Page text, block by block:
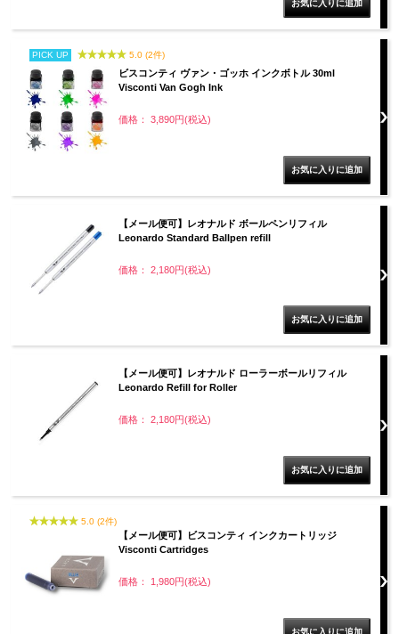
PICK UP 5.0 (2件)
ビスコンティ ヴァン・ゴッホ インクボトル 30ml
Visconti Van Gogh Ink
価格： 3,890円(税込)
【メール便可】レオナルド ボールペンリフィル
Leonardo Standard Ballpen refill
価格： 2,180円(税込)
【メール便可】レオナルド ローラーボールリフィル
Leonardo Refill for Roller
価格： 2,180円(税込)
5.0 (2件)
【メール便可】ビスコンティ インクカートリッジ
Visconti Cartridges
価格： 1,980円(税込)